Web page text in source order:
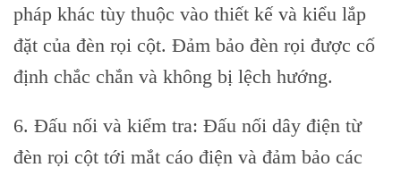
pháp khác tùy thuộc vào thiết kế và kiểu lắp
đặt của đèn rọi cột. Đảm bảo đèn rọi được cố
định chắc chắn và không bị lệch hướng.
6. Đấu nối và kiểm tra: Đấu nối dây điện từ
đèn rọi cột tới mắt cáo điện và đảm bảo các